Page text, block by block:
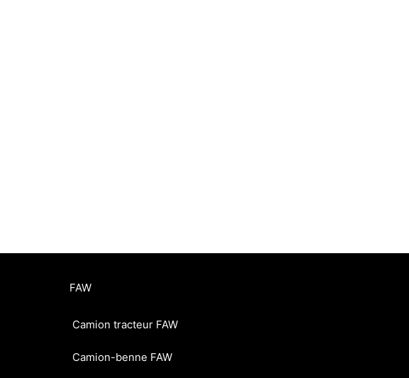
FAW
Camion tracteur FAW
Camion-benne FAW